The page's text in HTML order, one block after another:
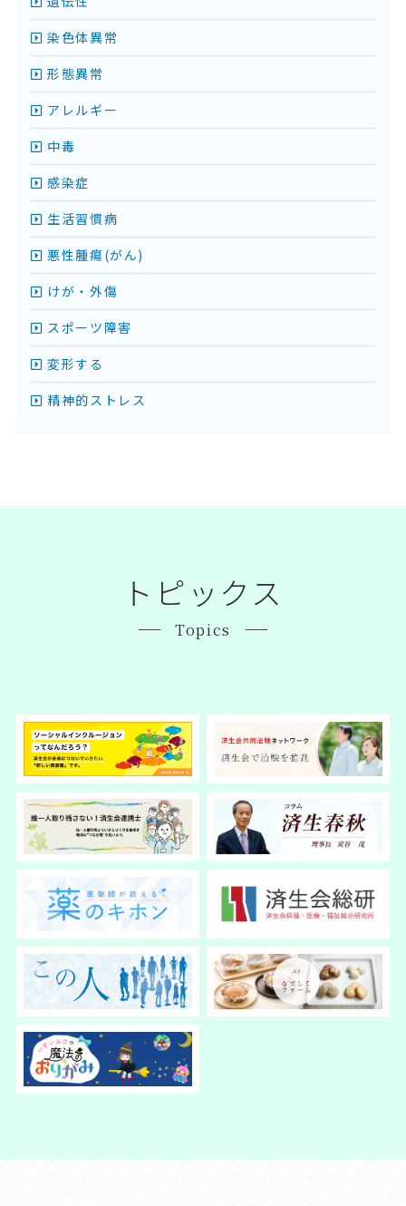
染色体異常
形態異常
アレルギー
中毒
感染症
生活習慣病
悪性腫瘍(がん)
けが・外傷
スポーツ障害
変形する
精神的ストレス
トピックス
Topics